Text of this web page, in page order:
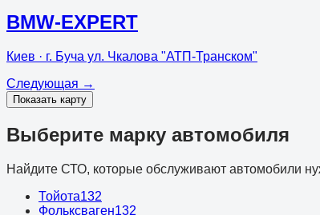
BMW-EXPERT
Киев · г. Буча ул. Чкалова "АТП-Транском"
Следующая →
Показать карту
Выберите марку автомобиля
Найдите СТО, которые обслуживают автомобили
Тойота132
Фольксваген132